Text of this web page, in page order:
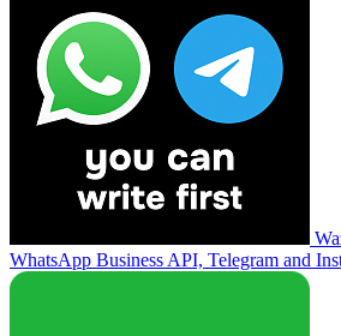
WhatsApp Business API, Telegram and